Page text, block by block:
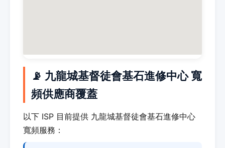
📡 九龍城基督徒會基石進修中心 寬
頻供應商覆蓋
以下 ISP 目前提供 九龍城基督徒會基石進修中心
寬頻服務：